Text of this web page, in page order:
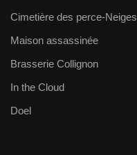
Cimetière des perce-Neiges
Maison assassinée
Brasserie Collignon
In the Cloud
Doel